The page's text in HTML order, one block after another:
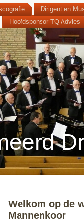
Dirigent en
Hoofdsponsor TQ Advies
Welkom op de
Mannenkoor